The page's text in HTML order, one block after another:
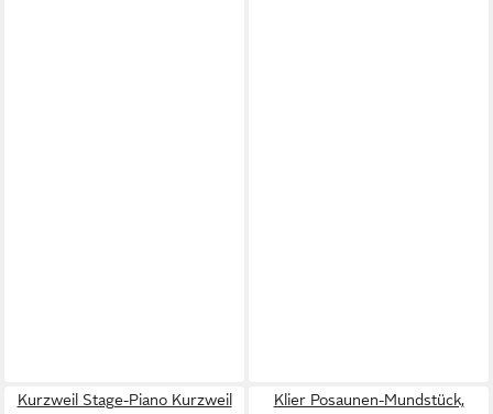
Kurzweil Stage-Piano Kurzweil Klier Posaunen-Mundstück,